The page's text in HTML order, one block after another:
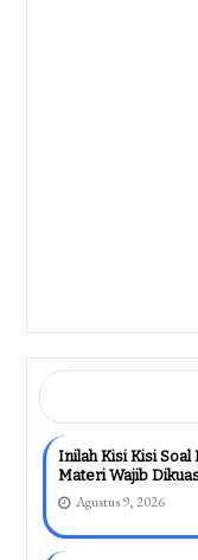
Inilah Kisi Kisi Soal
Materi Wajib
Agustus 9, 2026